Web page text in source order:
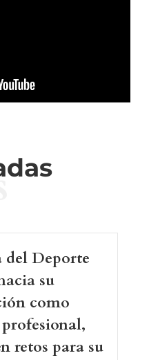
del Deporte
su
como
retos para su